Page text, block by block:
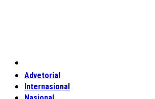
Advetorial
Internasional